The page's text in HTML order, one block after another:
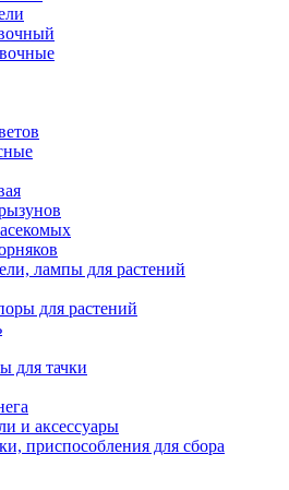
лампы для растений
для растений
для тачки
и аксессуары
приспособления для сбора